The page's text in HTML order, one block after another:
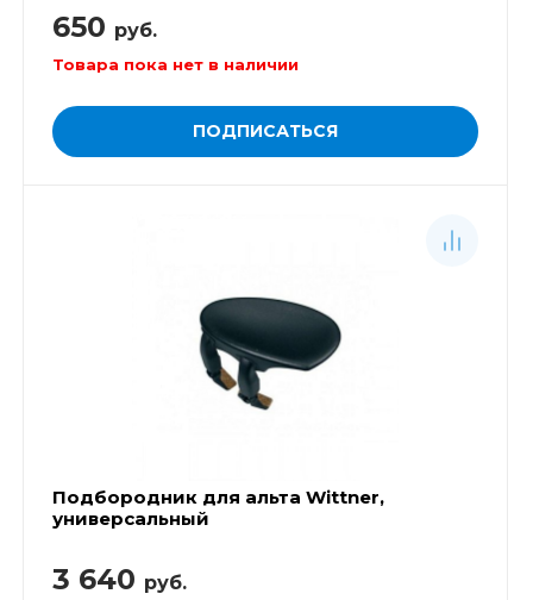
650 руб.
Товара пока нет в наличии
ПОДПИСАТЬСЯ
Подбородник для альта Wittner,
универсальный
3 640 руб.